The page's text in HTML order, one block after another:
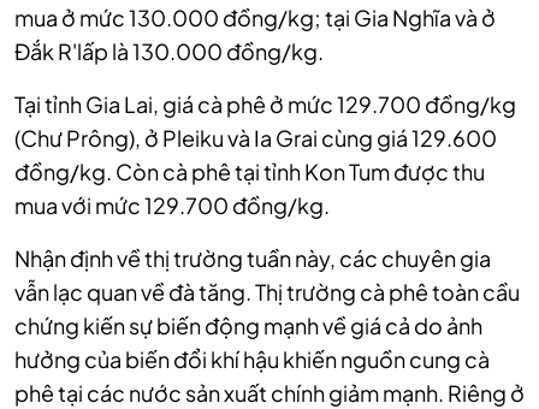
mua ở mức 130.000 đồng/kg; tại Gia Nghĩa và ở
Đắk R'lấp là 130.000 đồng/kg.
Tại tỉnh Gia Lai, giá cà phê ở mức 129.700 đồng/kg
(Chư Prông), ở Pleiku và Ia Grai cùng giá 129.600
đồng/kg. Còn cà phê tại tỉnh Kon Tum được thu
mua với mức 129.700 đồng/kg.
Nhận định về thị trường tuần này, các chuyên gia
vẫn lạc quan về đà tăng. Thị trường cà phê toàn cầu
chứng kiến sự biến động mạnh về giá cả do ảnh
hưởng của biến đổi khí hậu khiến nguồn cung cà
phê tại các nước sản xuất chính giảm mạnh. Riêng ở